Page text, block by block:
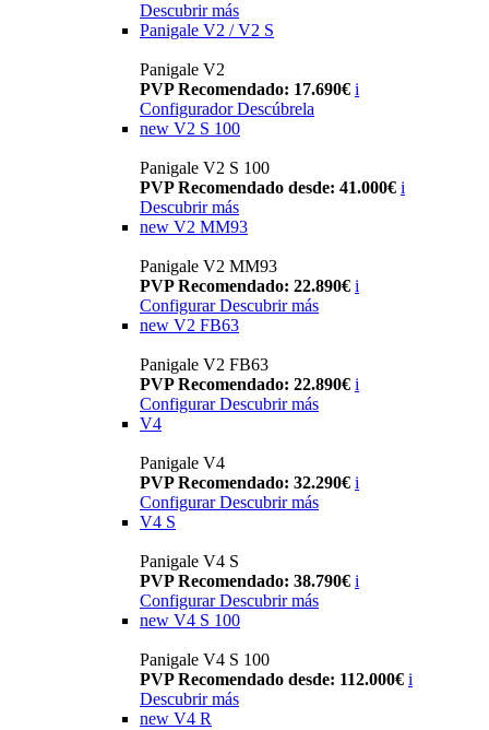
Descubrir más
Panigale V2 / V2 S
Panigale V2
PVP Recomendado: 17.690€ i
Configurador Descúbrela
new V2 S 100
Panigale V2 S 100
PVP Recomendado desde: 41.000€ i
Descubrir más
new V2 MM93
Panigale V2 MM93
PVP Recomendado: 22.890€ i
Configurar Descubrir más
new V2 FB63
Panigale V2 FB63
PVP Recomendado: 22.890€ i
Configurar Descubrir más
V4
Panigale V4
PVP Recomendado: 32.290€ i
Configurar Descubrir más
V4 S
Panigale V4 S
PVP Recomendado: 38.790€ i
Configurar Descubrir más
new V4 S 100
Panigale V4 S 100
PVP Recomendado desde: 112.000€ i
Descubrir más
new V4 R